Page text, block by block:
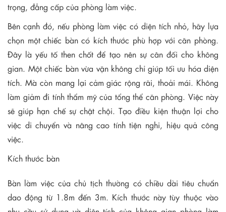
trọng, đẳng cấp của phòng làm việc.
Bên cạnh đó, nếu phòng làm việc có diện tích nhỏ, hãy lựa
chọn một chiếc bàn có kích thước phù hợp với căn phòng.
Đây là yếu tố then chốt để tạo nên sự cân đối cho không
gian. Một chiếc bàn vừa vặn không chỉ giúp tối ưu hóa diện
tích. Mà còn mang lại cảm giác rộng rãi, thoải mái. Không
làm giảm đi tính thẩm mỹ của tổng thể căn phòng. Việc này
sẽ giúp hạn chế sự chật chội. Tạo điều kiện thuận lợi cho
việc di chuyển và nâng cao tính tiện nghi, hiệu quả công
việc.
Kích thước bàn
Bàn làm việc của chủ tịch thường có chiều dài tiêu chuẩn
dao động từ 1.8m đến 3m. Kích thước này tùy thuộc vào